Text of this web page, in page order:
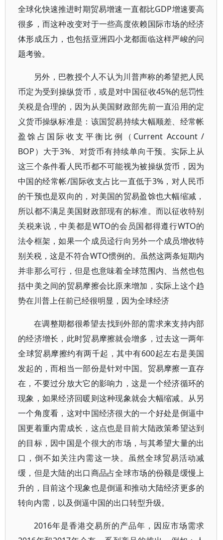
全球化快速推进时期贸易增速一直都比GDP增速要高
很多，而这种改变对于一些高度依赖国际市场的经济
体形成压力，也包括亚洲四小龙都面临这样严峻的问
题考验。
另外，巴教授个人不认为川普声称的希望把人民
币定为受到操纵货币，或是对中国征收45%的惩罚性
关税是合理的，因为从美国财政部先前一直沿用的定
义货币操纵标准是：该国贸易持续大幅顺差、经常帐
盈馀占国际收支平衡比例（Current Account /
BOP）大于3%、对货币有持续单向干预。实际上从
这三个条件看人民币都不可能视为被操纵货币，因为
中国的经常帐/国际收支占比一直低于3%，对人民币
的干预也是双向的，对美国的贸易盈馀也大幅缩减，
所以都不满足美国财政部现有的标准。而以征收特别
关税来说，中美都是WTO的会员国都得遵行WTO的
法令框架，如果一个成员迳行向另外一个成员增收特
别关税，这是不符合WTO惯例的。虽然这两条短期内
并非那么可行，但是也意味着全球范围内、当然也包
括中美之间的贸易摩擦会比原来增加，实际上这个趋
势在川普上任前已经很明显，因为全球经济
在调整期都很希望去找到外部的需求来支持内部
的经济增长，此时贸易摩擦就会增多，过去这一两年
全球贸易摩擦约有两千起，其中有600起左右是美国
发起的，而相当一部份是针对中国。贸易摩擦一直存
在，不要过分放大它的影响力，这是一个经济循环的
现象，如果经济回暖则这种现象就会大幅缩减。从另
一个角度看，这对中国经济很大的一个好处是倒逼中
国更着重内需成长，这点也是目前大陆政策希望达到
的目标，因中国是个很大的市场，与其希望大量的出
口，倒不如关注内需这一块。虽然全球贸易活动减
缓，但是大陆的出口商品占全球市场的份额是缓慢上
升的，目前这个现象也是倒逼和推动大陆经济更多的
转向内需，以及倒逼中国的出口转型升级。
2016年是香港交易所的产品年，因应市场需求